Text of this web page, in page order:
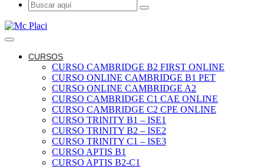
CURSOS
CURSO CAMBRIDGE B2 FIRST ONLINE
CURSO ONLINE CAMBRIDGE B1 PET
CURSO ONLINE CAMBRIDGE A2
CURSO CAMBRIDGE C1 CAE ONLINE
CURSO CAMBRIDGE C2 CPE ONLINE
CURSO TRINITY B1 – ISE1
CURSO TRINITY B2 – ISE2
CURSO TRINITY C1 – ISE3
CURSO APTIS B1
CURSO APTIS B2-C1